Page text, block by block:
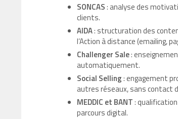
SONCAS: analyse des
clients.
AIDA: structuration des
l’Action à distance (emailing,
Challenger Sale:
automatiquement.
Social Selling: engagement
autres réseaux, sans contact
MEDDIC et BANT:
parcours digital.